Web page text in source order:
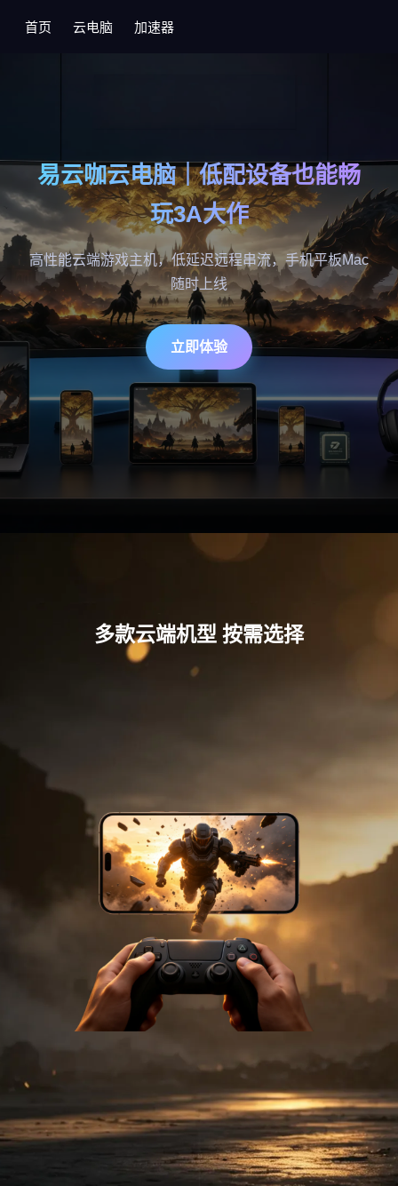
首页 云电脑 加速器
易云咖云电脑｜低配设备也能畅
玩3A大作
高性能云端游戏主机，低延迟远程串流，手机平板Mac
随时上线
立即体验
多款云端机型 按需选择